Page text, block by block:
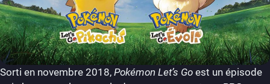
Sorti en novembre 2018, Pokémon Let’s Go est un épisode